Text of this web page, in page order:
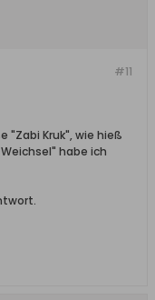
#11
"Zabi Kruk", wie hieß
habe ich